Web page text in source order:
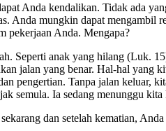
Anda kendalikan. Tidak ada
Anda mungkin dapat mengambil
pekerjaan Anda. Mengapa?
Seperti anak yang hilang (Luk.
jalan yang benar. Hal-hal yang
pengertian. Tanpa jalan
semula. Ia sedang menunggu
dan setelah kematian,